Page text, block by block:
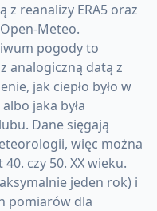
reanalizy ERA5 oraz
Meteo.
pogody to
analogiczną datą z
jak ciepło było w
jaka była
Dane sięgają
więc można
czy 50. XX wieku.
jeden rok) i
pomiarów dla